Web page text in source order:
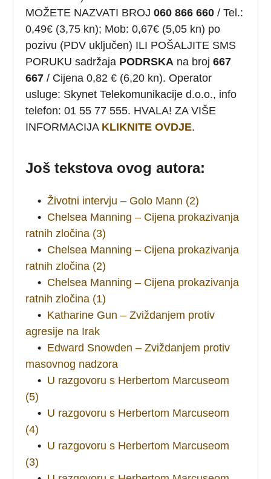
MOŽETE NAZVATI BROJ060 866 660 / Tel.:
0,49€ (3,75 kn); Mob: 0,67€ (5,05 kn) po
pozivu (PDV uključen) ILI POŠALJITE SMS
PORUKU sadržaja PODRSKA na broj667
667 / Cijena 0,82 € (6,20 kn). Operator
usluge: Skynet Telekomunikacije d.o.o., info
telefon: 01 55 77 555. HVALA! ZA VIŠE
INFORMACIJA KLIKNITE OVDJE.
Još tekstova ovog autora:
• Životni intervju – Golo Mann (2)
• Chelsea Manning – Cijena prokazivanja
ratnih zločina (3)
• Chelsea Manning – Cijena prokazivanja
ratnih zločina (2)
• Chelsea Manning – Cijena prokazivanja
ratnih zločina (1)
• Katharine Gun – Zviždanjem protiv
agresije na Irak
• Edward Snowden – Zviždanjem protiv
masovnog nadzora
• U razgovoru s Herbertom Marcuseom
(5)
• U razgovoru s Herbertom Marcuseom
(4)
• U razgovoru s Herbertom Marcuseom
(3)